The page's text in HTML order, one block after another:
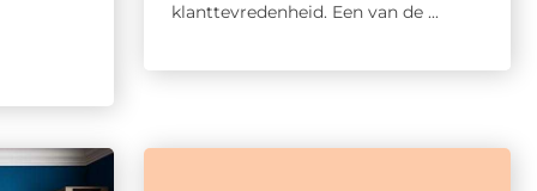
klanttevredenheid. Een van de ...